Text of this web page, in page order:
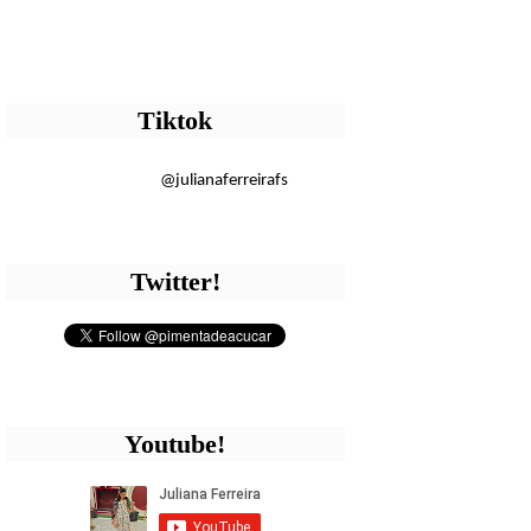
Tiktok
@julianaferreirafs
Twitter!
Youtube!